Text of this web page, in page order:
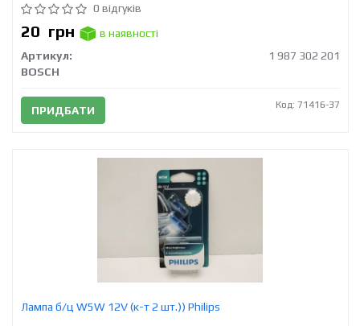
0 відгуків
20 грн
в наявності
Артикул:
1 987 302 201
BOSCH
ПРИДБАТИ Код: 71416-37
Лампа б/ц W5W 12V (к-т 2 шт.)) Philips